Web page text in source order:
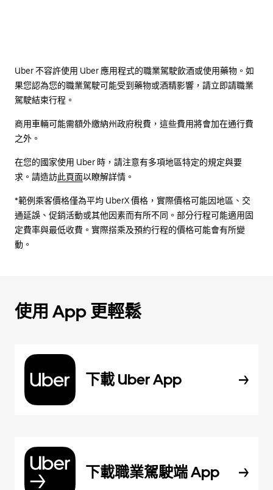
Uber 不容許使用 Uber 應用程式的職業駕駛飲酒或使用藥物。如
果您認為您的職業駕駛可能受到藥物或酒精影響，請立即請職業
駕駛結束行程。
商用車輛可能需額外繳納州政府稅費，這些費用將會加在通行費
之外。
在您的國家使用 Uber 時，請注意有多項地區特定的規定與要
求。請造訪此頁面以瞭解詳情。
*範例乘客價格僅為平均 UberX 價格，實際價格可能因地區、交
通延誤、促銷活動或其他因素而有所不同。部分行程可能適用固
定費率與最低收費。實際搭乘及預約行程的價格可能會有所變
動。
使用 App 更輕鬆
下載 Uber App
下載職業駕駛端 App